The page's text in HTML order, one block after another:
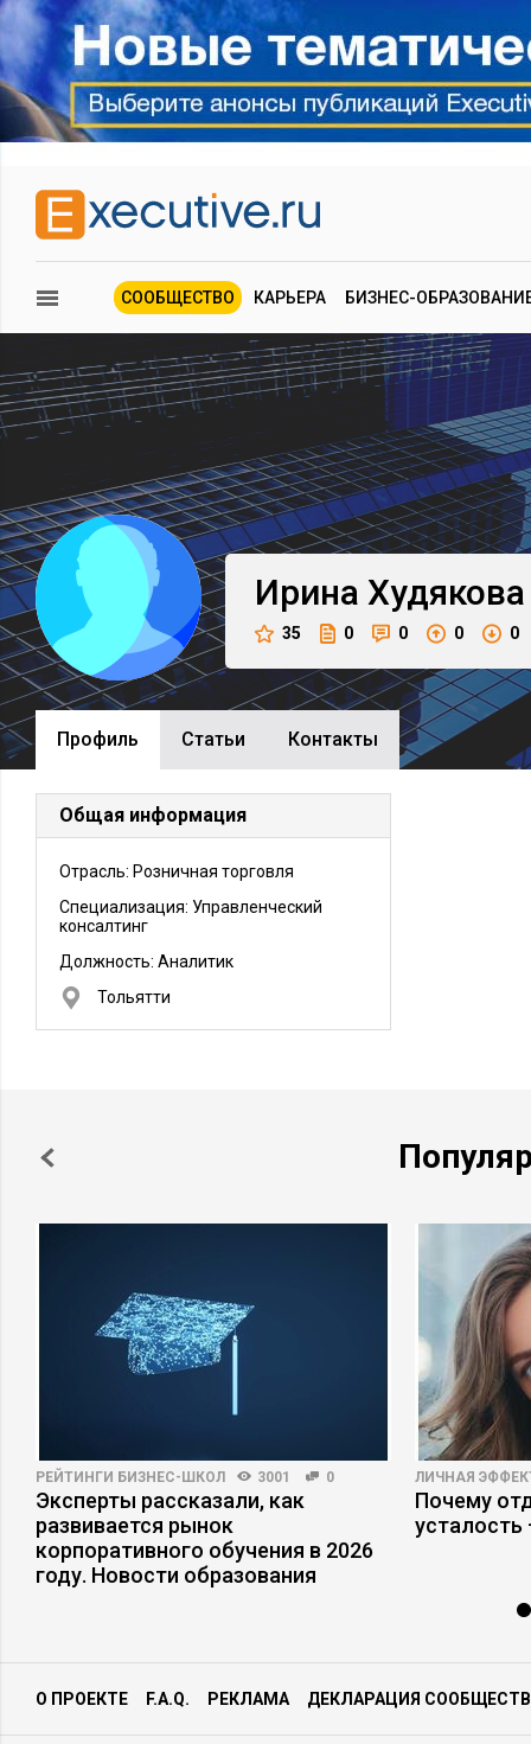
СООБЩЕСТВО КАРЬЕРА БИЗНЕС-
Ирина Худякова
35 0 0 0 0
Профиль Cтатьи Контакты
Общая информация
Отрасль: Розничная торговля
Специализация: Управленческий
консалтинг
Должность: Аналитик
Тольятти
РЕЙТИНГИ БИЗНЕС-ШКОЛ 3001 0
Эксперты рассказали, как
развивается рынок
корпоративного обучения в 2026
году. Новости образования
ЛИЧНАЯ
Почему
О ПРОЕКТЕ F.A.Q. РЕКЛАМА ДЕКЛАРАЦИЯ